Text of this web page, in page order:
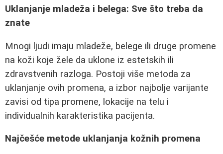
Uklanjanje mladeža i belega: Sve što treba da
znate
Mnogi ljudi imaju mladeže, belege ili druge promene
na koži koje žele da uklone iz estetskih ili
zdravstvenih razloga. Postoji više metoda za
uklanjanje ovih promena, a izbor najbolje varijante
zavisi od tipa promene, lokacije na telu i
individualnih karakteristika pacijenta.
Najčešće metode uklanjanja kožnih promena